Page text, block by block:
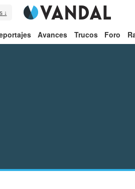
↓
Avances Trucos Foro